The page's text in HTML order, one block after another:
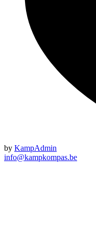
by KampAdmin
info@kampkompas.be